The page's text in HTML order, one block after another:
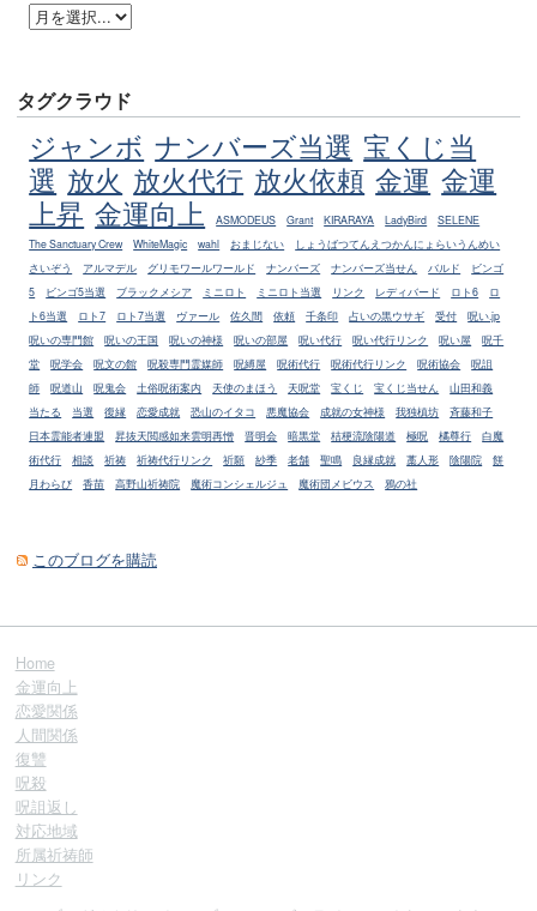
タグクラウド
ジャンボ ナンバーズ当選 宝くじ当
選 放火 放火代行 放火依頼 金運 金運
上昇 金運向上 ASMODEUS Grant KIRARAYA LadyBird
SELENE
The Sanctuary Crew
WhiteMagic wahl おまじない
しょうばつてんえつかんにょらいうんめい
さいぞう
アルマデル グリモワールワールド ナンバーズ ナンバーズ当せん バルド
ビンゴ
5
ビンゴ5当選 ブラックメシア ミニロト ミニロト当選 リンク レディバード ロト6
ロ
ト6当選
ロト7 ロト7当選 ヴァール 佐久間 依頼 千条印 占いの黒ウサギ 受付
呪い.jp
呪いの専門館
呪いの王国 呪いの神様 呪いの部屋 呪い代行 呪い代行リンク 呪い屋
呪千
堂
呪学会 呪文の館 呪殺専門霊媒師 呪縛屋 呪術代行 呪術代行リンク 呪術協会
呪詛
師
呪道山 呪鬼会 土俗呪術案内 天使のまほう 天呪堂 宝くじ 宝くじ当せん
山田和義
当たる
当選 復縁 恋愛成就 恐山のイタコ 悪魔協会 成就の女神様 我独槙坊
斉藤和子
日本霊能者連盟
昇抜天閲感如来雲明再憎 晋明会 暗黒堂 桔梗流陰陽道 極呪 橘尊行
白魔
術代行
相談 祈祷 祈祷代行リンク 祈願 紗季 老舗 聖鳴 良縁成就 藁人形 陰陽院
餅
月わらび
香苗 高野山祈祷院 魔術コンシェルジュ 魔術団メビウス 鴉の社
このブログを購読
Home
金運向上
恋愛関係
人間関係
復讐
呪殺
呪詛返し
対応地域
所属祈祷師
リンク